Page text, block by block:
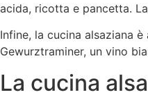
acida, ricotta e pancetta.
Infine, la cucina alsaziana
Gewurztraminer, un vino
La cucina